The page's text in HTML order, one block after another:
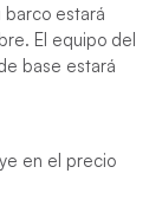
barco estará
El equipo del
base estará
en el precio